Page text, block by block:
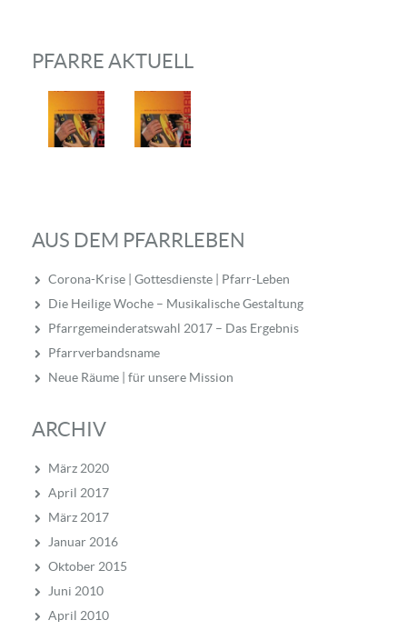
PFARRE AKTUELL
AUS DEM PFARRLEBEN
Corona-Krise | Gottesdienste | Pfarr-Leben
Die Heilige Woche – Musikalische Gestaltung
Pfarrgemeinderatswahl 2017 – Das Ergebnis
Pfarrverbandsname
Neue Räume | für unsere Mission
ARCHIV
März 2020
April 2017
März 2017
Januar 2016
Oktober 2015
Juni 2010
April 2010